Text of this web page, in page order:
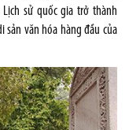
sử quốc gia trở thành
văn hóa hàng đầu của